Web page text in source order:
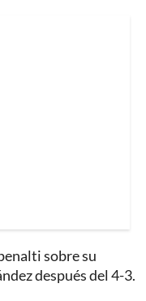
sobre su
después del 4-3.